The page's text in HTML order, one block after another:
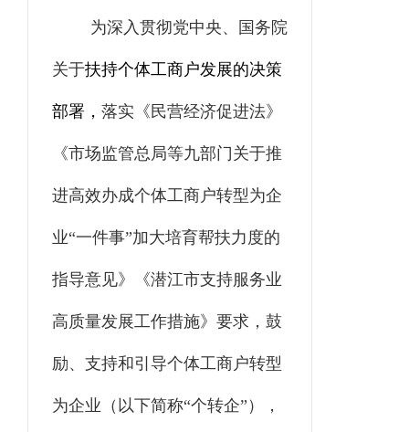
为深入贯彻党中央、国务院
关于扶持个体工商户发展的决策
部署， 落实《民营经济促进法》
《市场监管总局等九部门关于推
进高效办成个体工商户转型为企
业“一件事”加大培育帮扶力度的
指导意见》《潜江市支持服务业
高质量发展工作措施》 要求， 鼓
励、支持和引导个体工商户转型
为企业（以下简称“个转企”），